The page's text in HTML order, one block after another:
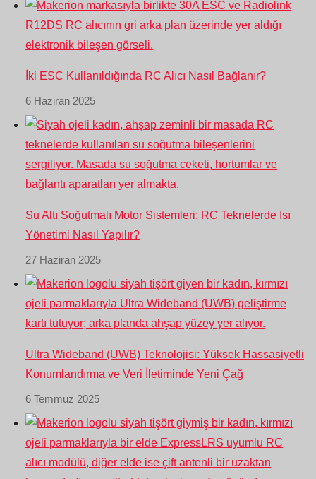
İki ESC Kullanıldığında RC Alıcı Nasıl Bağlanır?
6 Haziran 2025
Su Altı Soğutmalı Motor Sistemleri: RC Teknelerde Isı
Yönetimi Nasıl Yapılır?
27 Haziran 2025
Ultra Wideband (UWB) Teknolojisi: Yüksek Hassasiyetli
Konumlandırma ve Veri İletiminde Yeni Çağ
6 Temmuz 2025